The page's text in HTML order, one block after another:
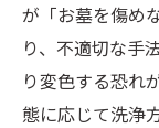
が「お墓を傷め
り、不適切な手
り変色する恐れ
態に応じて洗浄